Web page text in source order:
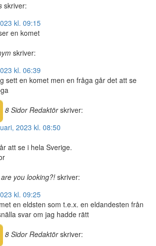
skriver:
kl. 09:15
en komet
skriver:
kl. 06:39
sett en komet men en fråga går det att se
8 SidorRedaktör skriver:
2023 kl. 08:50
att se i hela Sverige.
you looking?! skriver:
kl. 09:25
en eldsten som t.e.x. en eldandesten från
svar om jag hadde rätt
8 SidorRedaktör skriver: